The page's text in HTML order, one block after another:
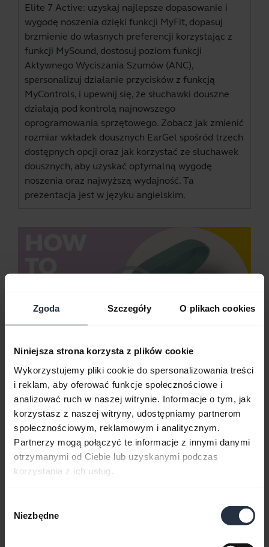
Zgoda Szczegóły O plikach cookies
Niniejsza strona korzysta z plików cookie
Wykorzystujemy pliki cookie do spersonalizowania treści
i reklam, aby oferować funkcje społecznościowe i
analizować ruch w naszej witrynie. Informacje o tym, jak
korzystasz z naszej witryny, udostępniamy partnerom
społecznościowym, reklamowym i analitycznym.
Partnerzy mogą połączyć te informacje z innymi danymi
otrzymanymi od Ciebie lub uzyskanymi podczas
korzystania z ich usług.
zgody
Niezbędne
Elite 7 Active: uzyskaj najlepsze dopasowanie i
wygodę noszenia dzięki funkcji MyFit, dopasuj
brzmienie do własnych preferencji korzystając z
funkcji MySound, dostosuj poziom funkcji
Aktywnego Wyciszania Szumów (ANC),
spersonalizuj działanie przycisków z funkcją
MyControls, i upewnij się, że słuchawki douszne
działają pod kontrolą najnowszego
oprogramowania sprzętowego. Zobacz jak zmienić
rozmiar wkładek dousznych EarGel spośród trzech
dostępnych opcji oraz jak korzystać ze słuchawek
dousznych, aby uzyskać optymalną wygodę
noszenia oraz najwyższą wydajność. Ta
prezentacja jest w języku angielskim.
Jak sparować i połączyć urządzenie Jabra
Elite 7 Active
Dowiedz się więcej o parowaniu zestawu
słuchawkowego Jabra Elite 7 Active ze
smartfonem, urządzeniem mobilnym lub
tabletem. Pobierz aplikację
Jabra Sound+, aby
dostosować ustawienia funkcji MyFit, MySound,
ANC, HearThrough i MyControls. Ta prezentacja